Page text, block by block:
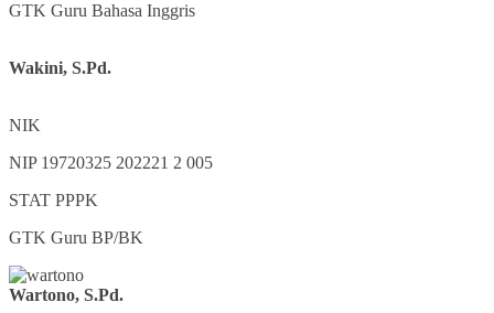
GTK Guru Bahasa Inggris
Wakini, S.Pd.
NIK
NIP 19720325 202221 2 005
STAT PPPK
GTK Guru BP/BK
Wartono, S.Pd.